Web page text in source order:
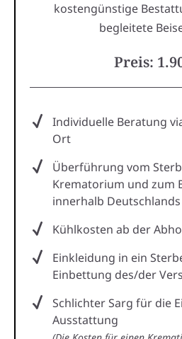
kostengünstige
begleitete
Preis:
Individuelle Beratung
Ort
Überführung vom
Krematorium und zum
innerhalb Deutschlands
Kühlkosten ab der
Einkleidung in ein
Einbettung des/der
Schlichter Sarg für die
Ausstattung